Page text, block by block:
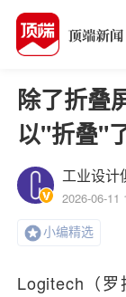
除了折叠
以"折叠"
工业设计
2026-06-11
小编精选
Logitech（